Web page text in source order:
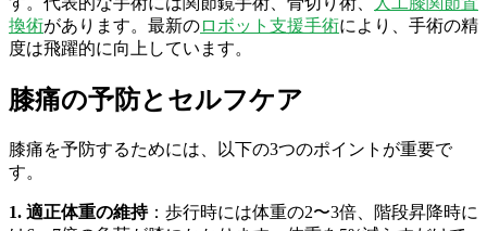
換術があります。最新のロボット支援手術により、手術の精
度は飛躍的に向上しています。
膝痛の予防とセルフケア
膝痛を予防するためには、以下の3つのポイントが重要で
す。
1. 適正体重の維持：歩行時には体重の2〜3倍、階段昇降時に